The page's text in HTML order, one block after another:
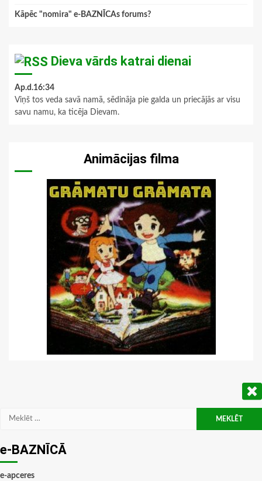
Kāpēc "nomira" e-BAZNĪCAs forums?
Dieva vārds katrai dienai
Ap.d.16:34
Viņš tos veda savā namā, sēdināja pie galda un priecājās ar visu
savu namu, ka ticēja Dievam.
Animācijas filma
Meklēt:
e-BAZNĪCĀ
e-apceres